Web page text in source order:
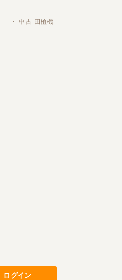
・ 中古 田植機
ログイン